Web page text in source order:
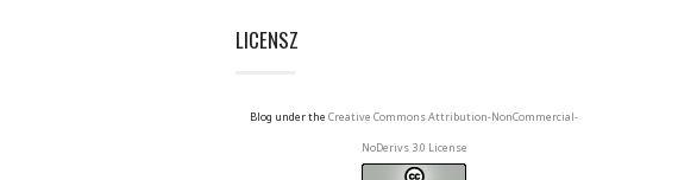
LICENSZ
Blog under the Creative Commons Attribution-NonCommercial-
NoDerivs 3.0 License